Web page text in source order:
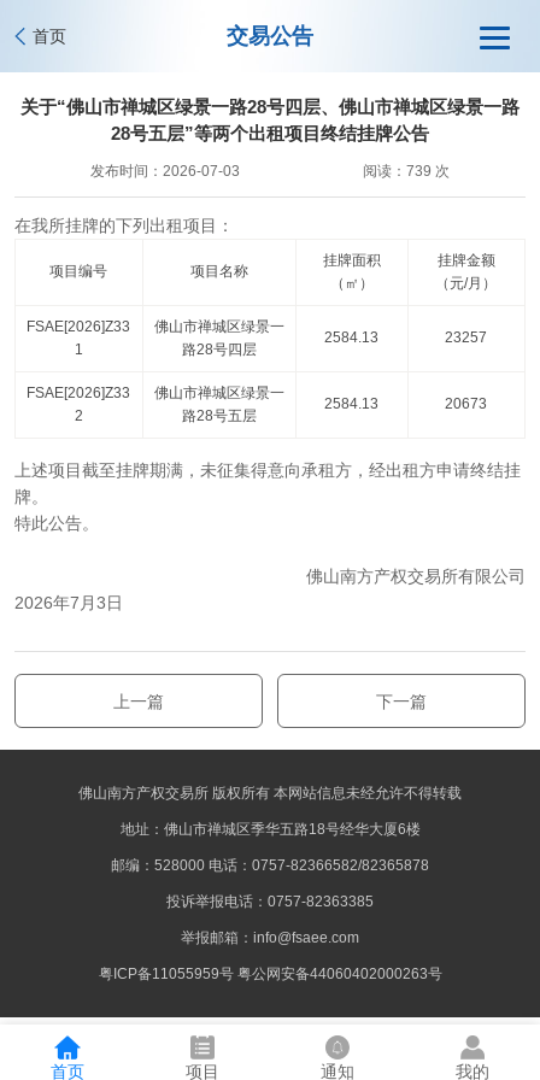
首页 交易公告
关于“佛山市禅城区绿景一路28号四层、佛山市禅城区绿景一路
28号五层”等两个出租项目终结挂牌公告
发布时间：2026-07-03 阅读：739 次
在我所挂牌的下列出租项目：
项目编号 项目名称
挂牌面积
（㎡）
挂牌金额
（元/月）
FSAE[2026]Z33
1
佛山市禅城区绿景一
路28号四层
2584.13 23257
FSAE[2026]Z33
2
佛山市禅城区绿景一
路28号五层
2584.13 20673
上述项目截至挂牌期满，未征集得意向承租方，经出租方申请终结挂
牌。
特此公告。
佛山南方产权交易所有限公司
2026年7月3日
上一篇 下一篇
佛山南方产权交易所 版权所有 本网站信息未经允许不得转载
地址：佛山市禅城区季华五路18号经华大厦6楼
邮编：528000 电话：0757-82366582/82365878
投诉举报电话：0757-82363385
举报邮箱：info@fsaee.com
粤ICP备11055959号 粤公网安备44060402000263号
首页 项目 通知 我的